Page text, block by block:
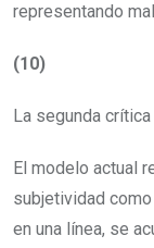
representando
(10)
La segunda
El modelo actual
subjetividad
en una línea, se